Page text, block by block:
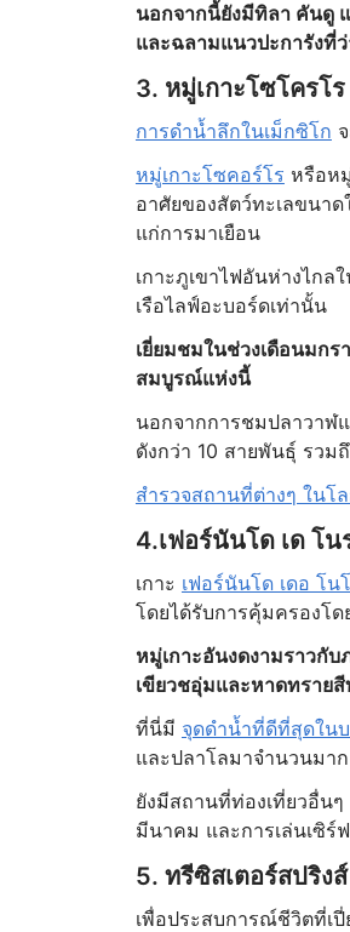
นอกจากนี้ยังมีทิลา คันดู
และฉลามแนวปะการังที่
3. หมู่เกาะโซโครโ
การดำน้ำลึกในเม็กซิโก
หมู่เกาะโซคอร์โร หรือห
อาศัยของสัตว์ทะเลขนา
แก่การมาเยือน
เกาะภูเขาไฟอันห่างไก
เรือไลฟ์อะบอร์ดเท่านั้น
เยี่ยมชมในช่วงเดือนมก
สมบูรณ์แห่งนี้
นอกจากการชมปลาวาฬ
ดังกว่า 10 สายพันธุ์ รวม
สำรวจสถานที่ต่างๆ ใน
4.เฟอร์นันโด เด โ
เกาะ เฟอร์นันโด เดอ โน
โดยได้รับการคุ้มครองโ
หมู่เกาะอันงดงามราวกับ
เขียวชอุ่มและหาดทรายสี
ที่นี่มี จุดดำน้ำที่ดีที่สุดใน
และปลาโลมาจำนวนมาก
ยังมีสถานที่ท่องเที่ยวอื่น
มีนาคม และการเล่นเซิร์
5. ทรีซิสเตอร์สปริง
เพื่อประสบการณ์ชีวิตที่เ